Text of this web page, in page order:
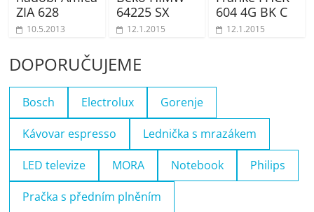
ZIA 628
10.5.2013
64225 SX
12.1.2015
604 4G BK C
12.1.2015
DOPORUČUJEME
Bosch Electrolux Gorenje
Kávovar espresso Lednička s mrazákem
LED televize MORA Notebook Philips
Pračka s předním plněním